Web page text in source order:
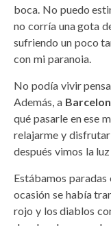
boca. No puedo
no corría una gota
sufriendo un poco
con mi paranoia.
No podía vivir
Además, a
qué pasarle en ese
relajarme y
después vimos la
Estábamos
ocasión se había
rojo y los diablos